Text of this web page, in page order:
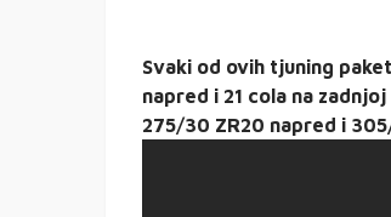
Svaki od ovih tjuning
napred i 21 cola na
275/30 ZR20 napred i